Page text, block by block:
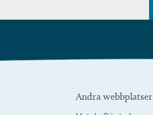
Andra webbplatser